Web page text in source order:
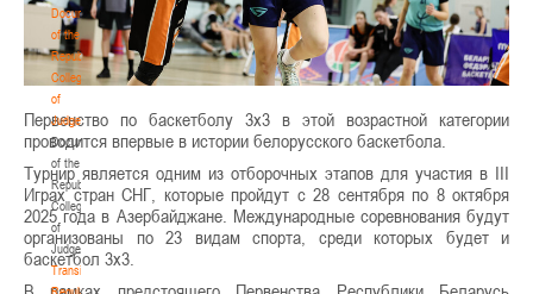
Documents
of the
Republican
Collegium
of
Judges
Documents
of the
Republican
Collegium
of
Judges
Transition
Regulations
Первенство по баскетболу 3х3 в этой возрастной категории
проводится впервые в истории белорусского баскетбола.
Турнир является одним из отборочных этапов для участия в III
Играх стран СНГ, которые пройдут с 28 сентября по 8 октября
2025 года в Азербайджане. Международные соревнования будут
организованы по 23 видам спорта, среди которых будет и
баскетбол 3х3.